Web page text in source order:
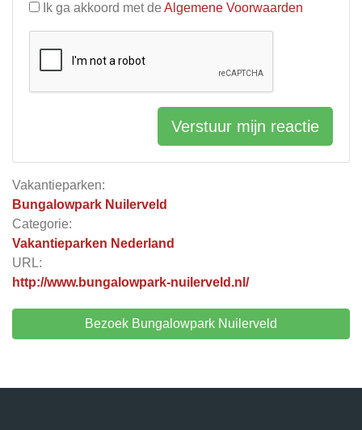
Vakantieparken:
Bungalowpark Nuilerveld
Categorie:
Vakantieparken Nederland
URL:
http://www.bungalowpark-nuilerveld.nl/
Bezoek Bungalowpark Nuilerveld
Ik ga akkoord met de Algemene Voorwaarden
Verstuur mijn reactie